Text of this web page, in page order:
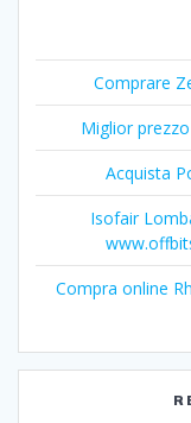
Comprare
Miglior
Acquista
Isofair
Compra online